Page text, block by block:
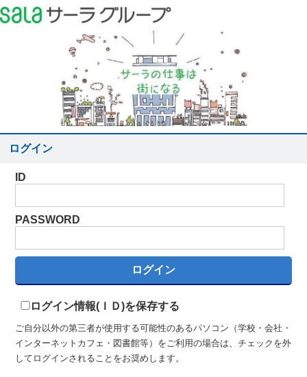
ログイン
ID
PASSWORD
ログイン情報(ＩＤ)を保存する
ご自分以外の第三者が使用する可能性のあるパソコン（学校・会社・
インターネットカフェ・図書館等）をご利用の場合は、チェックを外
してログインされることをお奨めします。